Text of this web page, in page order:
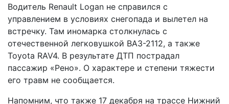
Водитель Renault Logan не справился с
управлением в условиях снегопада и вылетел на
встречку. Там иномарка столкнулась с
отечественной легковушкой ВАЗ-2112, а также
Toyota RAV4. В результате ДТП пострадал
пассажир «Рено». О характере и степени тяжести
его травм не сообщается.
Напомним, что также 17 декабря на трассе Нижний